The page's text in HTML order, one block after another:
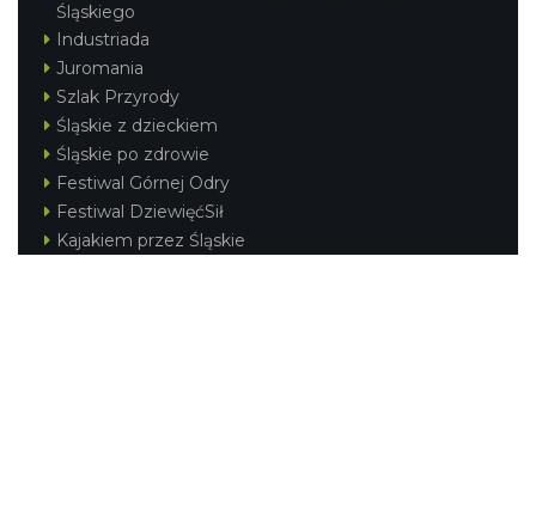
Śląskiego
Industriada
Juromania
Szlak Przyrody
Śląskie z dzieckiem
Śląskie po zdrowie
Festiwal Górnej Odry
Festiwal DziewięćSił
Kajakiem przez Śląskie